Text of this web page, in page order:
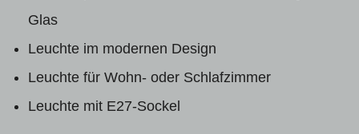
Glas
Leuchte im modernen Design
Leuchte für Wohn- oder Schlafzimmer
Leuchte mit E27-Sockel